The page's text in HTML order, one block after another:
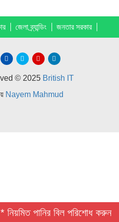
* নিয়মিত পানির বিল পরিশোধ
জেলা ব্র্যান্ডিং জনতার সরকার
© 2025 British IT
Nayem Mahmud